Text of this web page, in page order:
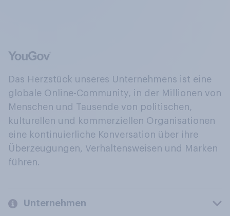
Das Herzstück unseres Unternehmens ist eine
globale Online-Community, in der Millionen von
Menschen und Tausende von politischen,
kulturellen und kommerziellen Organisationen
eine kontinuierliche Konversation über ihre
Überzeugungen, Verhaltensweisen und Marken
führen.
Unternehmen